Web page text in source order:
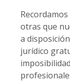
otras que
a
jurídico